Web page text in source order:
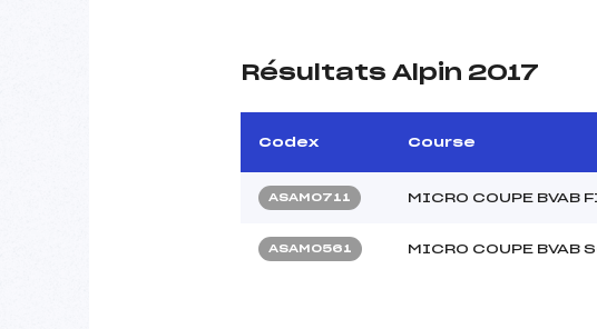
Résultats Alpin 2017
Codex Course
ASAM0711 MICRO COUPE BVAB
ASAM0561 MICRO COUPE BVAB